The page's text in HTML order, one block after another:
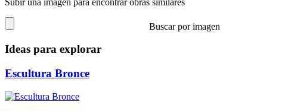
Buscar por imagen
Ideas para explorar
Escultura Bronce